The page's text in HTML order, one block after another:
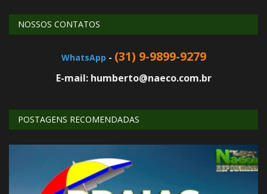
NOSSOS CONTATOS
WhatsApp - (31) 9-9899-9279
E-mail: humberto@naeco.com.br
POSTAGENS RECOMENDADAS